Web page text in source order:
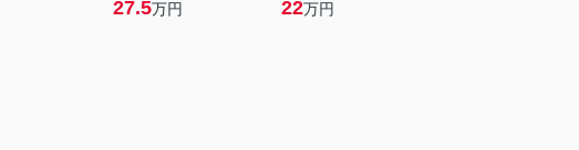
27.5万円 22万円